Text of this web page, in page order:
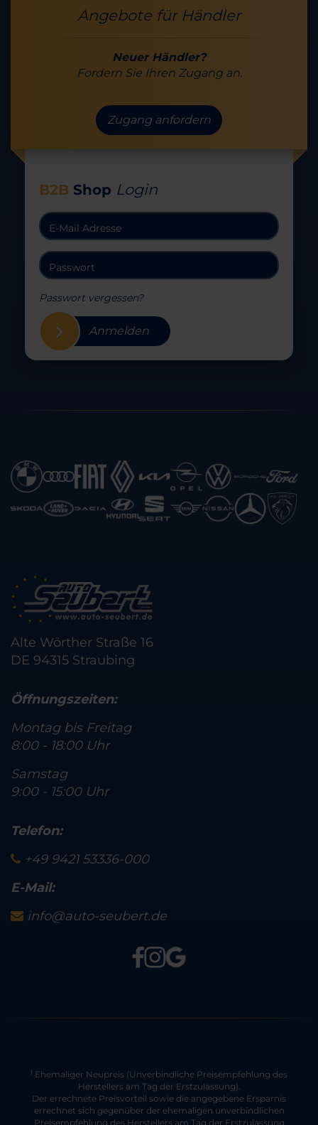
Angebote für Händler
Neuer Händler?
Fordern Sie Ihren Zugang an.
Zugang anfordern
B2B Shop Login
Passwort vergessen?
Anmelden
Alte Wörther Straße 16
DE 94315 Straubing
Öffnungszeiten:
Montag bis Freitag
8:00 - 18:00 Uhr
Samstag
9:00 - 15:00 Uhr
Telefon:
+49 9421 53336-000
E-Mail:
info@auto-seubert.de
1
Ehemaliger Neupreis (Unverbindliche Preisempfehlung des
Herstellers am Tag der Erstzulassung).
Der errechnete Preisvorteil sowie die angegebene Ersparnis
errechnet sich gegenüber der ehemaligen unverbindlichen
Preisempfehlung des Herstellers am Tag der Erstzulassung